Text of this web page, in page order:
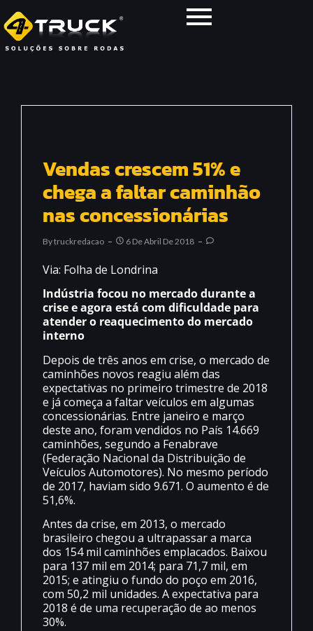
Vendas crescem 51% e
chega a faltar caminhão
nas concessionárias
ByTruckredacao 6 De Abril De 2018
Via: Folha de Londrina
Indústria focou no mercado durante a
crise e agora está com dificuldade para
atender o reaquecimento do mercado
interno
Depois de três anos em crise, o mercado de
caminhões novos reagiu além das
expectativas no primeiro trimestre de 2018
e já começa a faltar veículos em algumas
concessionárias. Entre janeiro e março
deste ano, foram vendidos no País 14.669
caminhões, segundo a Fenabrave
(Federação Nacional da Distribuição de
Veículos Automotores). No mesmo período
de 2017, haviam sido 9.671. O aumento é de
51,6%.
Antes da crise, em 2013, o mercado
brasileiro chegou a ultrapassar a marca
dos 154 mil caminhões emplacados. Baixou
para 137 mil em 2014; para 71,7 mil, em
2015; e atingiu o fundo do poço em 2016,
com 50,2 mil unidades. A expectativa para
2018 é de uma recuperação de ao menos
30%.